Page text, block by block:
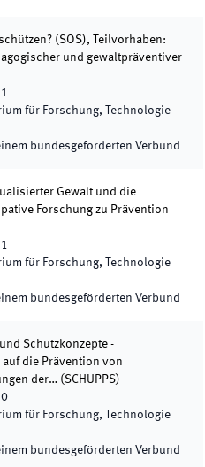
(SOS), Teilvorhaben:
und gewaltpräventiver
für Forschung, Technologie
bundesgeförderten Verbund
Gewalt und die
Forschung zu Prävention
für Forschung, Technologie
bundesgeförderten Verbund
Schutzkonzepte -
die Prävention von
der… (SCHUPPS)
für Forschung, Technologie
bundesgeförderten Verbund